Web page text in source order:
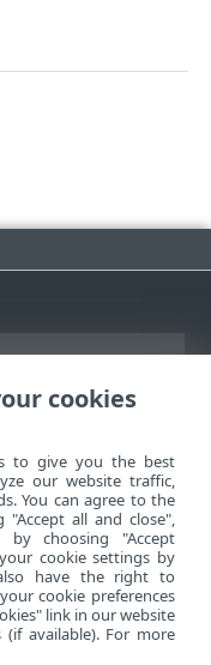
ESET
cookies
to give you the best
our website traffic,
You can agree to the
all and close",
by choosing "Accept
cookie settings by
have the right to
cookie preferences
link in our website
available). For more